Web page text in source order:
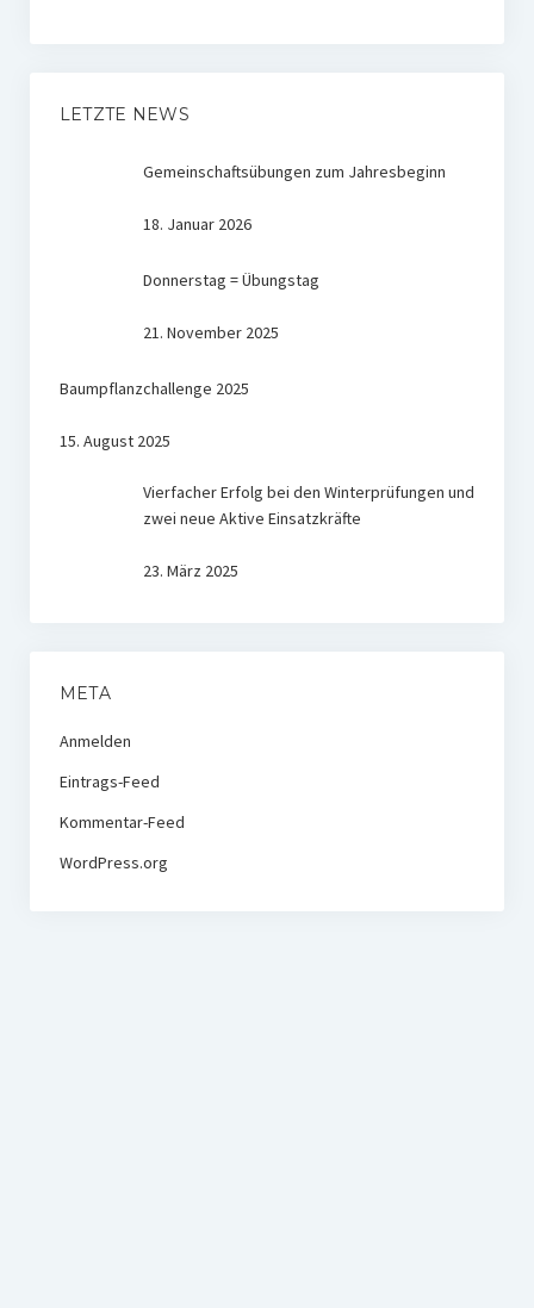
LETZTE NEWS
Gemeinschaftsübungen zum Jahresbeginn
18. Januar 2026
Donnerstag = Übungstag
21. November 2025
Baumpflanzchallenge 2025
15. August 2025
Vierfacher Erfolg bei den Winterprüfungen und
zwei neue Aktive Einsatzkräfte
23. März 2025
META
Anmelden
Eintrags-Feed
Kommentar-Feed
WordPress.org